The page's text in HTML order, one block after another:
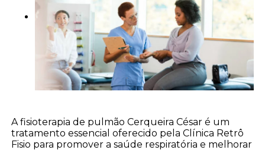
A fisioterapia de pulmão Cerqueira César é um
tratamento essencial oferecido pela Clínica Retrô
Fisio para promover a saúde respiratória e melhorar